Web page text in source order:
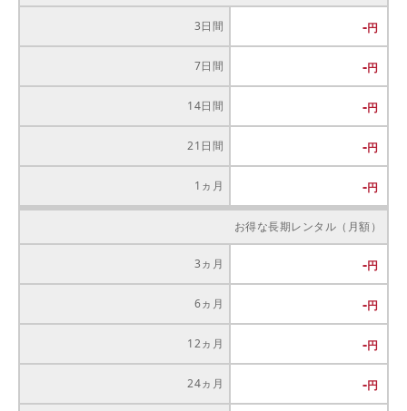
3日間 -
7日間 -
14日間 -
21日間 -
1ヵ月 -
お得な長期レンタル（月額）
3ヵ月 -
6ヵ月 -
12ヵ月 -
24ヵ月 -